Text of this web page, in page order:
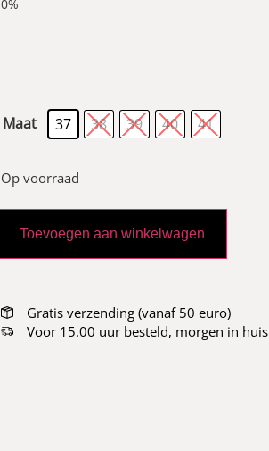
Maat 37 38 39 40 41
Op voorraad
Toevoegen aan winkelwagen
Gratis verzending (vanaf 50 euro)
Voor 15.00 uur besteld, morgen in huis